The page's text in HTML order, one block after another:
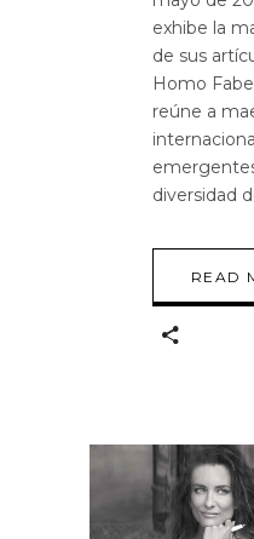
exhibe la
de sus
Homo
reúne a
diversidad
READ